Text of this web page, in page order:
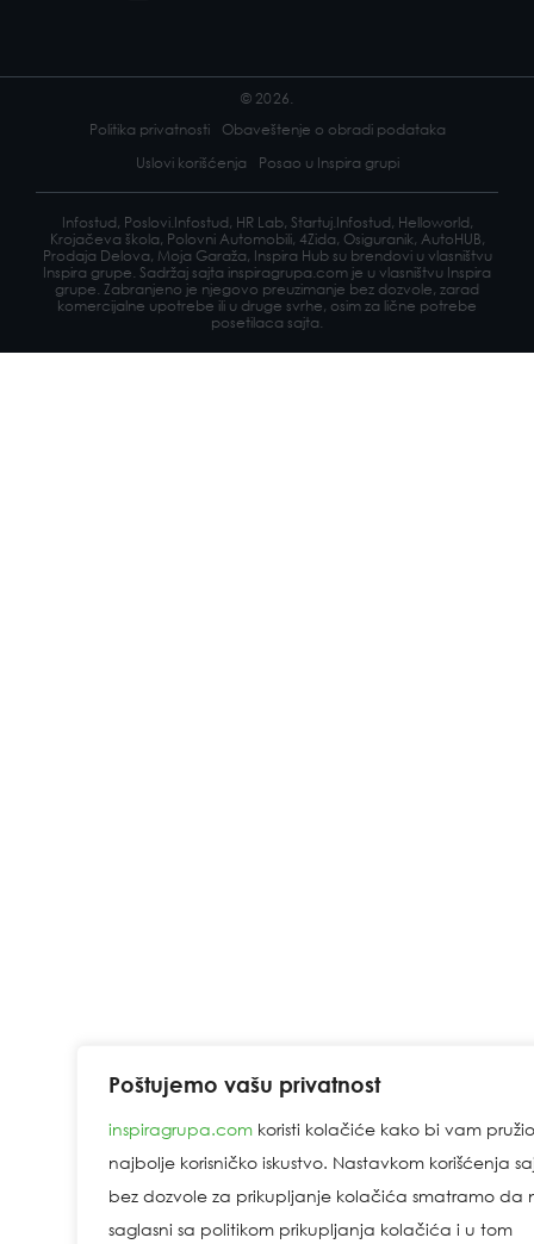
Poštujemo vašu privatnost
inspiragrupa.com koristi kolačiće kako bi vam pružio
najbolje korisničko iskustvo. Nastavkom korišćenja
bez dozvole za prikupljanje kolačića smatramo da
saglasni sa politikom prikupljanja kolačića i u tom
© 2026.
Politika privatnosti
Obaveštenje o obradi podataka
Uslovi korišćenja
Posao u Inspira grupi
Infostud, Poslovi.Infostud, HR Lab, Startuj.Infostud, Helloworld,
Krojačeva škola, Polovni Automobili, 4Zida, Osiguranik, AutoHUB,
Prodaja Delova, Moja Garaža, Inspira Hub su brendovi u vlasništvu
Inspira grupe. Sadržaj sajta inspiragrupa.com je u vlasništvu Inspira
grupe. Zabranjeno je njegovo preuzimanje bez dozvole, zarad
komercijalne upotrebe ili u druge svrhe, osim za lične potrebe
posetilaca sajta.